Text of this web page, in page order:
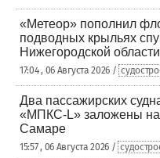
«Метеор» пополнил
подводных крыльях
Нижегородской области
17:04 , 06 Августа 2026 /
Два пассажирских
«МПКС-L» заложены
Самаре
15:57 , 06 Августа 2026 /